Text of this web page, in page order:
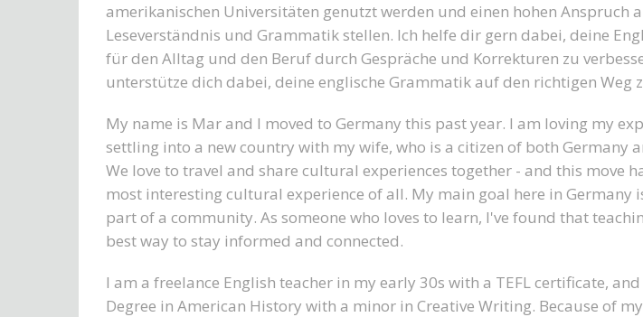
amerikanischen Universitäten genutzt werden und einen hohen Anspruch
Leseverständnis und Grammatik stellen. Ich helfe dir gern dabei, deine
für den Alltag und den Beruf durch Gespräche und Korrekturen zu
unterstütze dich dabei, deine englische Grammatik auf den richtigen Weg
My name is Mar and I moved to Germany this past year. I am loving my
settling into a new country with my wife, who is a citizen of both Germany
We love to travel and share cultural experiences together - and this move
most interesting cultural experience of all. My main goal here in Germany
part of a community. As someone who loves to learn, I've found that
best way to stay informed and connected.
I am a freelance English teacher in my early 30s with a TEFL certificate,
Degree in American History with a minor in Creative Writing. Because of